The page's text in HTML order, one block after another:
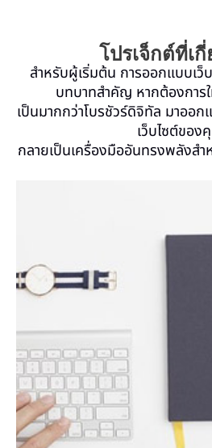
โปรเจ็กต์ที่เ
สำหรับผู้เริ่มต้น การออกแบบเ
บทบาทสำคัญ หากต้องการ
เป็นมากกว่าโบรชัวร์ดิจิทัล มาออ
เว็บไซต์ของ
กลายเป็นเครื่องมืออันทรงพลังสำ